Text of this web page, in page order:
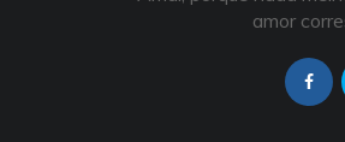
amor